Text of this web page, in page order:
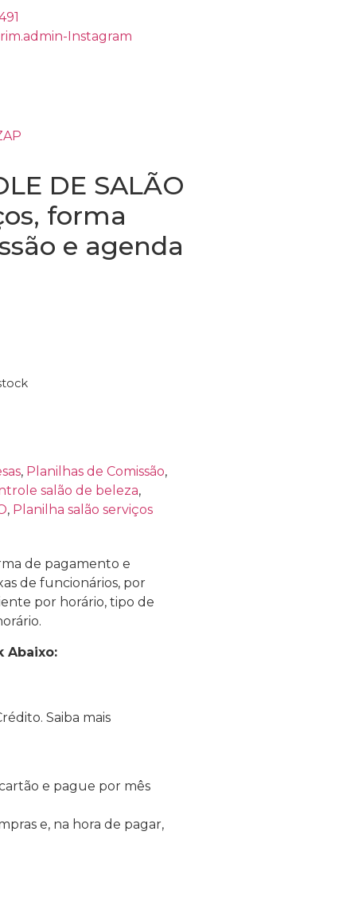
Instagram
DE SALÃO
forma
e agenda
, Planilhas de Comissão,
salão de beleza,
, Planilha salão serviços
de pagamento e
de funcionários, por
por horário, tipo de
Abaixo:
Saiba mais
e pague por mês
e, na hora de pagar,